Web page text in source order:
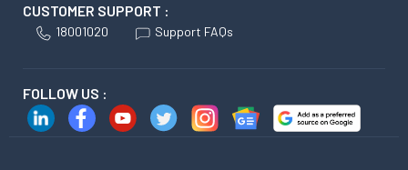
CUSTOMER SUPPORT :
18001020 Support FAQs
FOLLOW US :